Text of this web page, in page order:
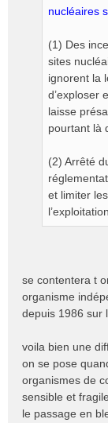
nucléaires
(1) Des
sites
ignorent la
d’exploser
laisse
pourtant là
(2) Arrêté
et limiter
se contentera t
organisme
depuis 1986 sur
voila bien une
on se pose
organismes de
sensible et fragile.
le passage en